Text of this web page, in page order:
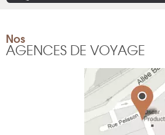
Nos
AGENCES DE VOYAGE